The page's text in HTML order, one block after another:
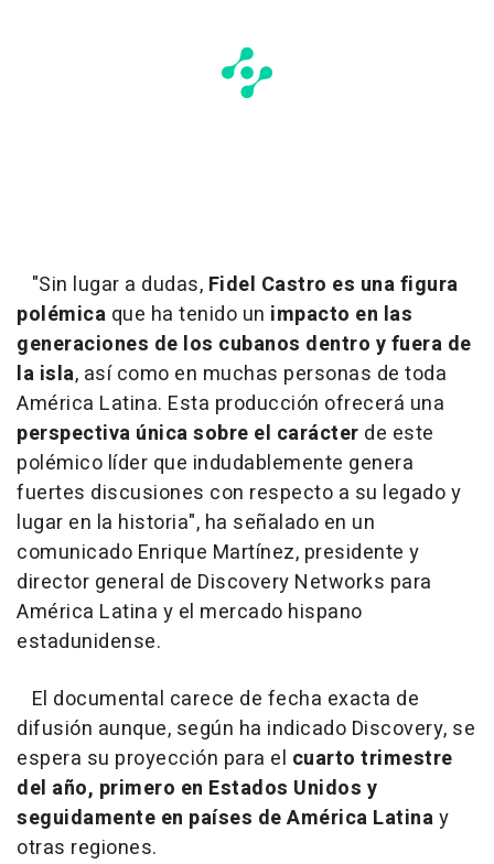
"Sin lugar a dudas, Fidel Castro es una figura
polémica que ha tenido un impacto en las
generaciones de los cubanos dentro y fuera de
la isla, así como en muchas personas de toda
América Latina. Esta producción ofrecerá una
perspectiva única sobre el carácter de este
polémico líder que indudablemente genera
fuertes discusiones con respecto a su legado y
lugar en la historia", ha señalado en un
comunicado Enrique Martínez, presidente y
director general de Discovery Networks para
América Latina y el mercado hispano
estadunidense.
El documental carece de fecha exacta de
difusión aunque, según ha indicado Discovery, se
espera su proyección para el cuarto trimestre
del año, primero en Estados Unidos y
seguidamente en países de América Latinay
otras regiones.